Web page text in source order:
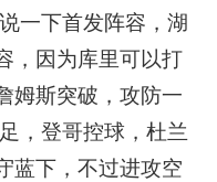
一下首发阵容，湖
，因为库里可以打
姆斯突破，攻防一
，登哥控球，杜兰
蓝下，不过进攻空